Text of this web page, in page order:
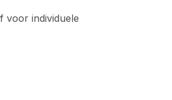
voor individuele